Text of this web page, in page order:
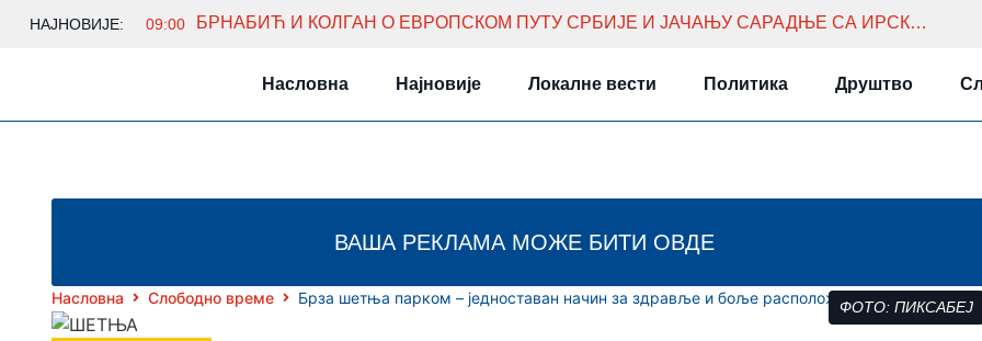
НАЈНОВИЈЕ: 09:00 БРНАБИЋ И КОЛГАН О ЕВРОПСКОМ ПУТУ СРБИЈЕ И ЈАЧАЊУ САРАДЊЕ СА ИРСКОМ
Насловна Најновије Локалне вести Политика Друштво
ВАША РЕКЛАМА МОЖЕ БИТИ ОВДЕ
Насловна Слободно време Брза шетња парком – једноставан начин за здравље и боље расположењеФОТО: ПИКСАБЕЈ